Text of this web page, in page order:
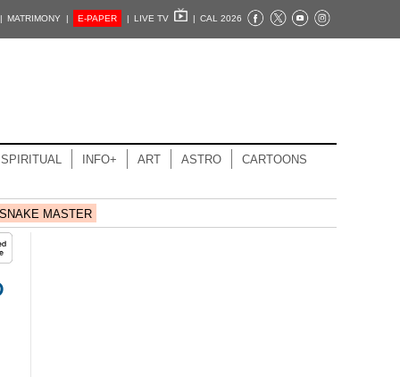
MATRIMONY | E-PAPER | LIVE TV | CAL 2026
SPIRITUAL INFO+ ART ASTRO CARTOONS
MASTER